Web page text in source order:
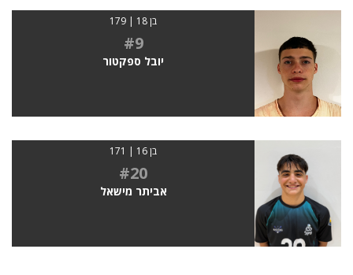
בן 18 | 179
#9
יובל ספקטור
בן 16 | 171
#20
אביתר מישאל